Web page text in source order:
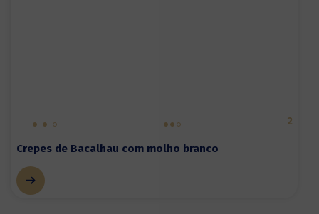
2
Crepes de Bacalhau com molho branco